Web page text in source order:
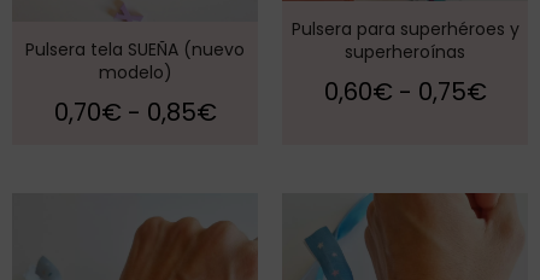
Pulsera tela SUEÑA (nuevo
modelo)
0,70€ - 0,85€
Pulsera para superhéroes y
superheroínas
0,60€ - 0,75€